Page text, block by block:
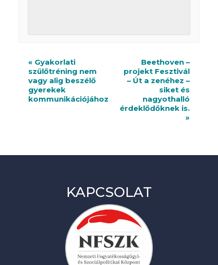
v
« Gyakorlati
szülőtréning nem
vagy alig beszélő
gyerekek
kommunikációjához
Beethoven –
projekt Fesztivál
– Út a zenéhez –
siket és
nagyothalló
érdeklődőknek is.
»
KAPCSOLAT